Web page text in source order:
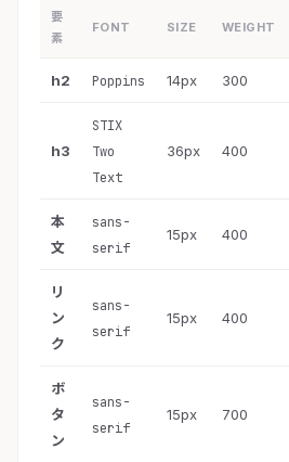
要
素
FONT SIZE WEIGHT
h2 Poppins 14px 300
h3
STIX
Two
Text
36px 400
本
文
sans-
serif
15px 400
リ
ン
ク
sans-
serif
15px 400
ボ
タ
ン
sans-
serif
15px 700